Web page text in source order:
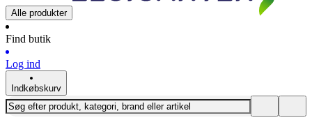
Alle produkter
Find butik
Log ind
Indkøbskurv